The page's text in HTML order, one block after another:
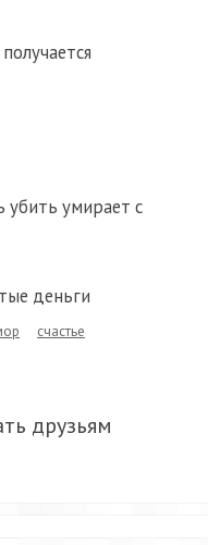
убить умирает с
деньги
счастье
друзьям